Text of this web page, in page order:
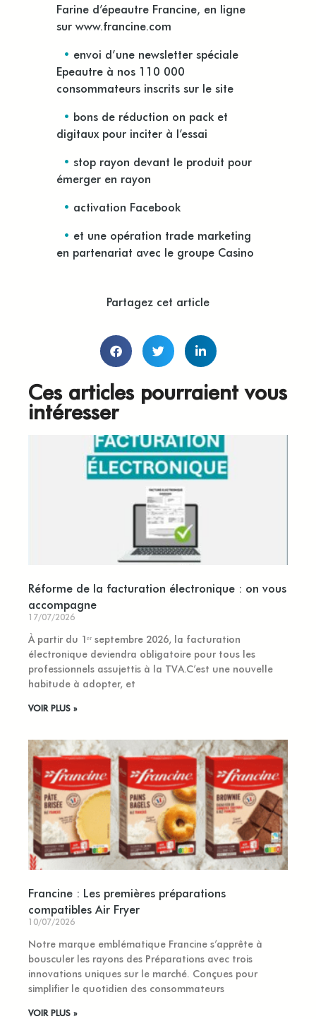
Farine d’épeautre Francine, en ligne
surwww.francine.com
• envoi d’une newsletter spéciale
Epeautre à nos 110 000
consommateurs inscrits sur le site
• bons de réduction on pack et
digitaux pour inciter à l’essai
• stop rayon devant le produit pour
émerger en rayon
• activation Facebook
• et une opération trade marketing
en partenariat avec le groupe Casino
Partagez cet article
Ces articles pourraient vous
intéresser
Réforme de la facturation électronique : on vous
accompagne
17/07/2026
À partir du 1ᵉʳ septembre 2026, la facturation
électronique deviendra obligatoire pour tous les
professionnels assujettis à la TVA.C’est une nouvelle
habitude à adopter, et
VOIR PLUS »
Francine : Les premières préparations
compatibles Air Fryer
10/07/2026
Notre marque emblématique Francine s’apprête à
bousculer les rayons des Préparations avec trois
innovations uniques sur le marché. Conçues pour
simplifier le quotidien des consommateurs
VOIR PLUS »